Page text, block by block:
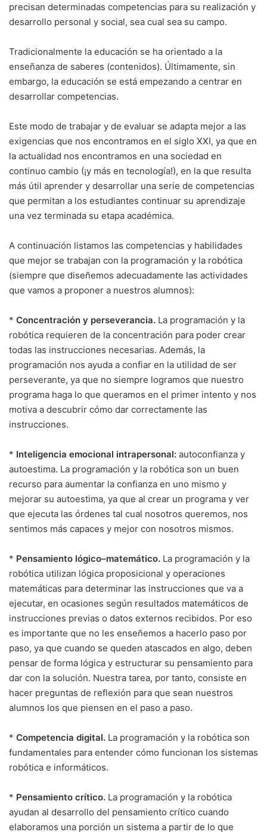
precisan determinadas competencias para su realización y
desarrollo personal y social, sea cual sea su campo.
Tradicionalmente la educación se ha orientado a la
enseñanza de saberes (contenidos). Últimamente, sin
embargo, la educación se está empezando a centrar en
desarrollar competencias.
Este modo de trabajar y de evaluar se adapta mejor a las
exigencias que nos encontramos en el siglo XXI, ya que en
la actualidad nos encontramos en una sociedad en
continuo cambio (¡y más en tecnología!), en la que resulta
más útil aprender y desarrollar una serie de competencias
que permitan a los estudiantes continuar su aprendizaje
una vez terminada su etapa académica.
A continuación listamos las competencias y habilidades
que mejor se trabajan con la programación y la robótica
(siempre que diseñemos adecuadamente las actividades
que vamos a proponer a nuestros alumnos):
* Concentración y perseverancia. La programación y la
robótica requieren de la concentración para poder crear
todas las instrucciones necesarias. Además, la
programación nos ayuda a confiar en la utilidad de ser
perseverante, ya que no siempre logramos que nuestro
programa haga lo que queramos en el primer intento y nos
motiva a descubrir cómo dar correctamente las
instrucciones.
* Inteligencia emocional intrapersonal: autoconfianza y
autoestima. La programación y la robótica son un buen
recurso para aumentar la confianza en uno mismo y
mejorar su autoestima, ya que al crear un programa y ver
que ejecuta las órdenes tal cual nosotros queremos, nos
sentimos más capaces y mejor con nosotros mismos.
* Pensamiento lógico–matemático. La programación y la
robótica utilizan lógica proposicional y operaciones
matemáticas para determinar las instrucciones que va a
ejecutar, en ocasiones según resultados matemáticos de
instrucciones previas o datos externos recibidos. Por eso
es importante que no les enseñemos a hacerlo paso por
paso, ya que cuando se queden atascados en algo, deben
pensar de forma lógica y estructurar su pensamiento para
dar con la solución. Nuestra tarea, por tanto, consiste en
hacer preguntas de reflexión para que sean nuestros
alumnos los que piensen en el paso a paso.
* Competencia digital. La programación y la robótica son
fundamentales para entender cómo funcionan los sistemas
robótica e informáticos.
* Pensamiento crítico. La programación y la robótica
ayudan al desarrollo del pensamiento crítico cuando
elaboramos una porción un sistema a partir de lo que